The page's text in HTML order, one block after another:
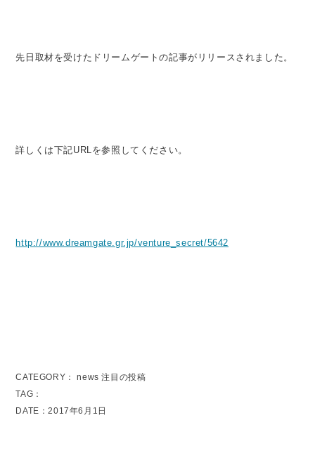
先日取材を受けたドリームゲートの記事がリリースされました。
詳しくは下記URLを参照してください。
http://www.dreamgate.gr.jp/venture_secret/5642
CATEGORY：news 注目の投稿
TAG：
DATE：2017年6月1日